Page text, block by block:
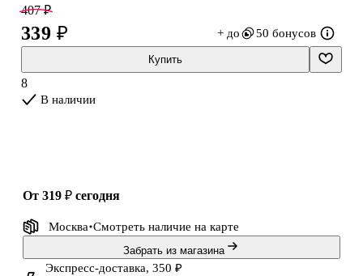
407 ₽
339 ₽ + до 50 бонусов
Купить
8
В наличии
от 319 ₽ сегодня
Москва Смотреть наличие на карте
Забрать из магазина
Экспресс-доставка, 350 ₽